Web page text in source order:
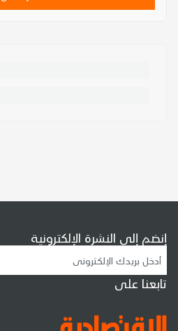
إنضم إلى النشرة الإلكترونية
تابعنا على